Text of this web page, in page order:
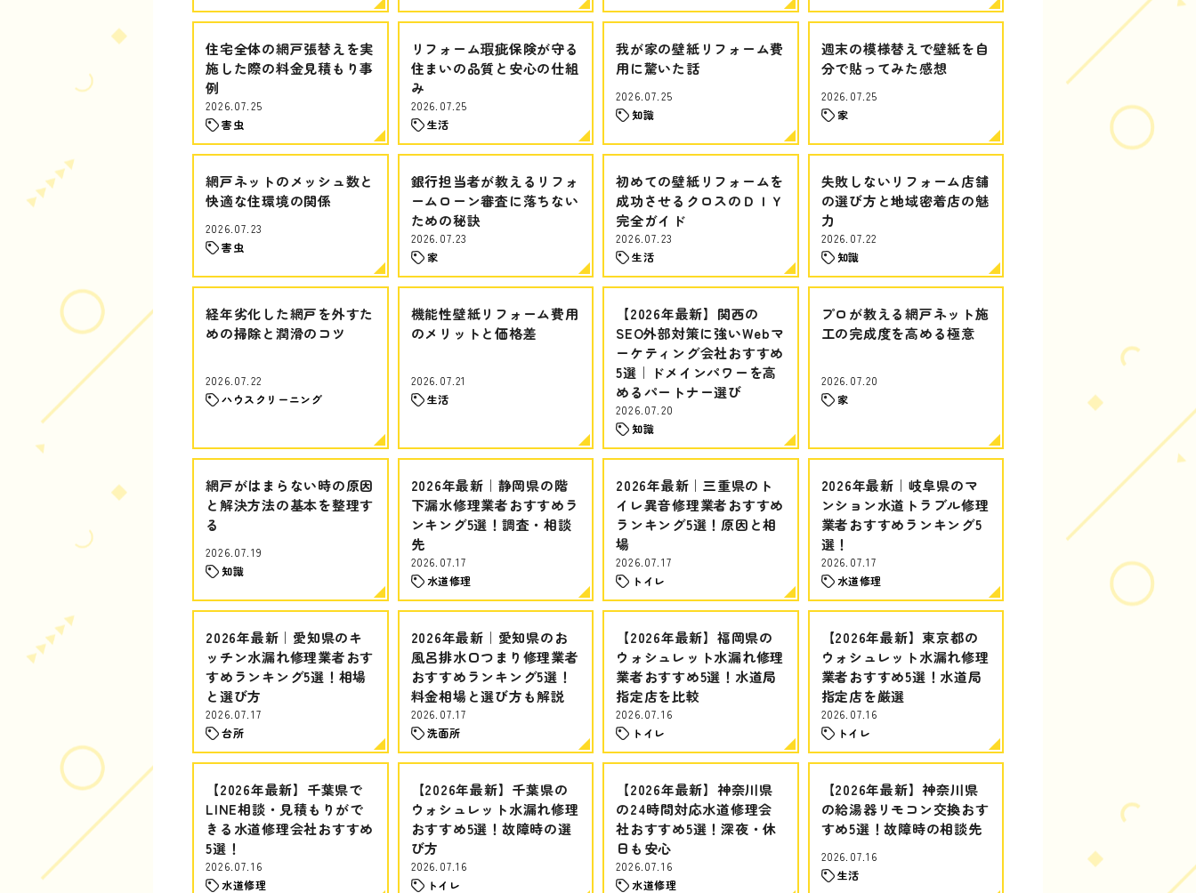
住宅全体の網戸張替えを実
施した際の料金見積もり事
例
2026.07.25
害虫
リフォーム瑕疵保険が守る
住まいの品質と安心の仕組
み
2026.07.25
生活
我が家の壁紙リフォーム費
用に驚いた話
2026.07.25
知識
週末の模様替えで壁紙を自
分で貼ってみた感想
2026.07.25
家
網戸ネットのメッシュ数と
快適な住環境の関係
2026.07.23
害虫
銀行担当者が教えるリフォ
ームローン審査に落ちない
ための秘訣
2026.07.23
家
初めての壁紙リフォームを
成功させるクロスのＤＩＹ
完全ガイド
2026.07.23
生活
失敗しないリフォーム店舗
の選び方と地域密着店の魅
力
2026.07.22
知識
経年劣化した網戸を外すた
めの掃除と潤滑のコツ
2026.07.22
ハウスクリーニング
機能性壁紙リフォーム費用
のメリットと価格差
2026.07.21
生活
【2026年最新】関西の
SEO外部対策に強いWebマ
ーケティング会社おすすめ
5選｜ドメインパワーを高
めるパートナー選び
2026.07.20
知識
プロが教える網戸ネット施
工の完成度を高める極意
2026.07.20
家
網戸がはまらない時の原因
と解決方法の基本を整理す
る
2026.07.19
知識
2026年最新｜静岡県の階
下漏水修理業者おすすめラ
ンキング5選！調査・相談
先
2026.07.17
水道修理
2026年最新｜三重県のト
イレ異音修理業者おすすめ
ランキング5選！原因と相
場
2026.07.17
トイレ
2026年最新｜岐阜県のマ
ンション水道トラブル修理
業者おすすめランキング5
選！
2026.07.17
水道修理
2026年最新｜愛知県のキ
ッチン水漏れ修理業者おす
すめランキング5選！相場
と選び方
2026.07.17
台所
2026年最新｜愛知県のお
風呂排水口つまり修理業者
おすすめランキング5選！
料金相場と選び方も解説
2026.07.17
洗面所
【2026年最新】福岡県の
ウォシュレット水漏れ修理
業者おすすめ5選！水道局
指定店を比較
2026.07.16
トイレ
【2026年最新】東京都の
ウォシュレット水漏れ修理
業者おすすめ5選！水道局
指定店を厳選
2026.07.16
トイレ
【2026年最新】千葉県で
LINE相談・見積もりがで
きる水道修理会社おすすめ
5選！
2026.07.16
水道修理
【2026年最新】千葉県の
ウォシュレット水漏れ修理
おすすめ5選！故障時の選
び方
2026.07.16
トイレ
【2026年最新】神奈川県
の24時間対応水道修理会
社おすすめ5選！深夜・休
日も安心
2026.07.16
水道修理
【2026年最新】神奈川県
の給湯器リモコン交換おす
すめ5選！故障時の相談先
2026.07.16
生活